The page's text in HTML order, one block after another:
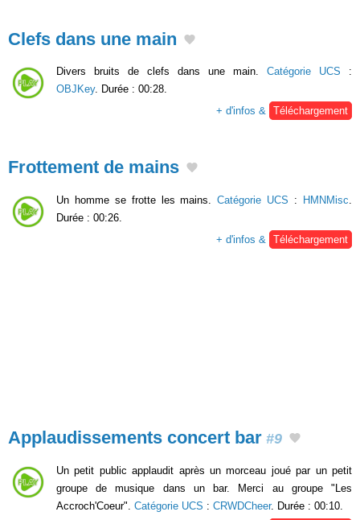
Clefs dans une main
Divers bruits de clefs dans une main. Catégorie UCS :
OBJKey. Durée : 00:28.
+ d'infos & Téléchargement
Frottement de mains
Un homme se frotte les mains.Catégorie UCS : HMNMisc.
Durée : 00:26.
+ d'infos & Téléchargement
Applaudissements concert bar #9
Un petit public applaudit après un morceau joué par un petit
groupe de musique dans un bar. Merci au groupe "Les
Accroch'Coeur". Catégorie UCS : CRWDCheer. Durée : 00:10.